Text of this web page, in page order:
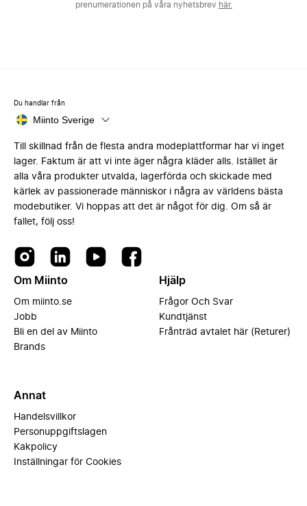
prenumerationen på våra nyhetsbrev här.
Du handlar från
Miinto Sverige
Till skillnad från de flesta andra modeplattformar har vi inget
lager. Faktum är att vi inte äger några kläder alls. Istället är
alla våra produkter utvalda, lagerförda och skickade med
kärlek av passionerade människor i några av världens bästa
modebutiker. Vi hoppas att det är något för dig. Om så är
fallet, följ oss!
Om Miinto
Om miinto.se
Jobb
Bli en del av Miinto
Brands
Hjälp
Frågor Och Svar
Kundtjänst
Frånträd avtalet här (Returer)
Annat
Handelsvillkor
Personuppgiftslagen
Kakpolicy
Inställningar för Cookies